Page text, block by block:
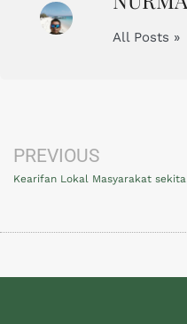
All Posts »
PREVIOUS